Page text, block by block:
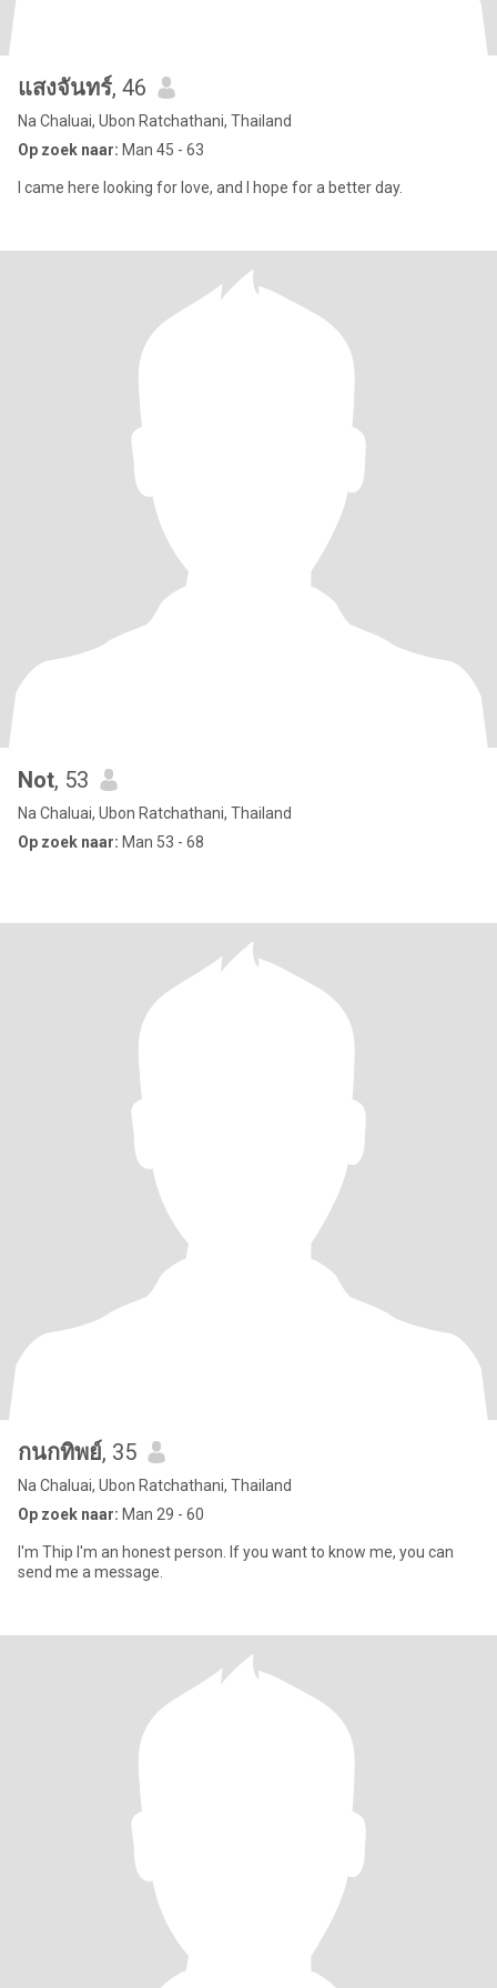
แสงจันทร์, 46
Na Chaluai, Ubon Ratchathani, Thailand
Op zoek naar: Man 45 - 63
I came here looking for love, and I hope for a better day.
Not, 53
Na Chaluai, Ubon Ratchathani, Thailand
Op zoek naar: Man 53 - 68
กนกทิพย์, 35
Na Chaluai, Ubon Ratchathani, Thailand
Op zoek naar: Man 29 - 60
I'm Thip I'm an honest person. If you want to know me, you can
send me a message.